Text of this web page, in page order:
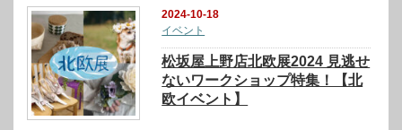
2024-10-18
イベント
松坂屋上野店北欧展2024 見逃せ
ないワークショップ特集！【北
欧イベント】